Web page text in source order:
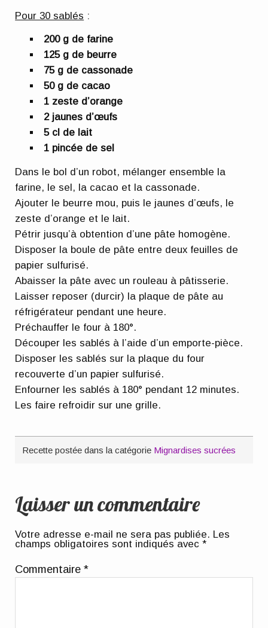
Pour 30 sablés :
200 g de farine
125 g de beurre
75 g de cassonade
50 g de cacao
1 zeste d’orange
2 jaunes d’œufs
5 cl de lait
1 pincée de sel
Dans le bol d’un robot, mélanger ensemble la
farine, le sel, la cacao et la cassonade.
Ajouter le beurre mou, puis le jaunes d’œufs, le
zeste d’orange et le lait.
Pétrir jusqu’à obtention d’une pâte homogène.
Disposer la boule de pâte entre deux feuilles de
papier sulfurisé.
Abaisser la pâte avec un rouleau à pâtisserie.
Laisser reposer (durcir) la plaque de pâte au
réfrigérateur pendant une heure.
Préchauffer le four à 180°.
Découper les sablés à l’aide d’un emporte-pièce.
Disposer les sablés sur la plaque du four
recouverte d’un papier sulfurisé.
Enfourner les sablés à 180° pendant 12 minutes.
Les faire refroidir sur une grille.
Recette postée dans la catégorie Mignardises sucrées
Laisser un commentaire
Votre adresse e-mail ne sera pas publiée. Les
champs obligatoires sont indiqués avec*
Commentaire*